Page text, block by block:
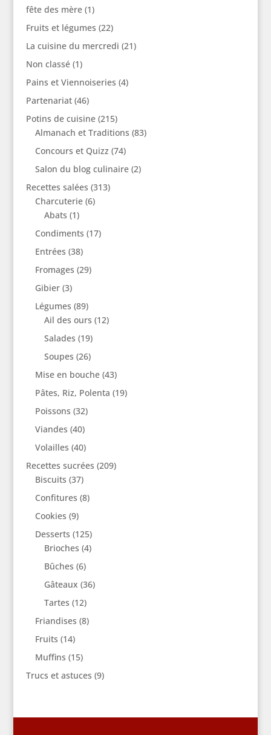
fête des mère(1)
Fruits et légumes (22)
La cuisine du mercredi (21)
Non classé(1)
Pains et Viennoiseries (4)
Partenariat(46)
Potins de cuisine(215)
Almanach et Traditions (83)
Concours et Quizz (74)
Salon du blog culinaire(2)
Recettes salées (313)
Charcuterie(6)
Abats (1)
Condiments (17)
Entrées (38)
Fromages (29)
Gibier(3)
Légumes (89)
Ail des ours (12)
Salades (19)
Soupes (26)
Mise en bouche(43)
Pâtes, Riz, Polenta (19)
Poissons (32)
Viandes (40)
Volailles (40)
Recettes sucrées (209)
Biscuits (37)
Confitures (8)
Cookies (9)
Desserts (125)
Brioches (4)
Bûches (6)
Gâteaux (36)
Tartes (12)
Friandises (8)
Fruits (14)
Muffins (15)
Trucs et astuces (9)